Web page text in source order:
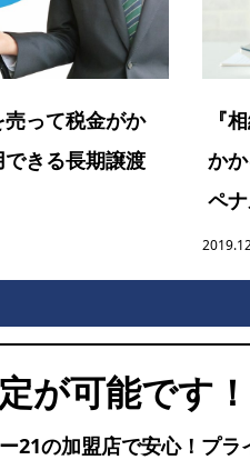
って税金がか
きる長期譲渡
『
か
ペ
が可能です！
21の加盟店で安心！プラ